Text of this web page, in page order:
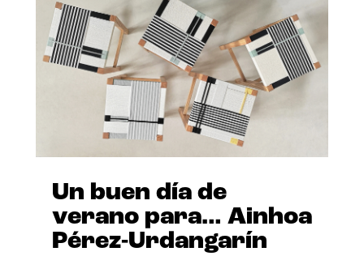
Un buen día de
verano para… Ainhoa
Pérez-Urdangarín